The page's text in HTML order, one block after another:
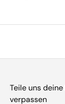
Teile uns
verpassen